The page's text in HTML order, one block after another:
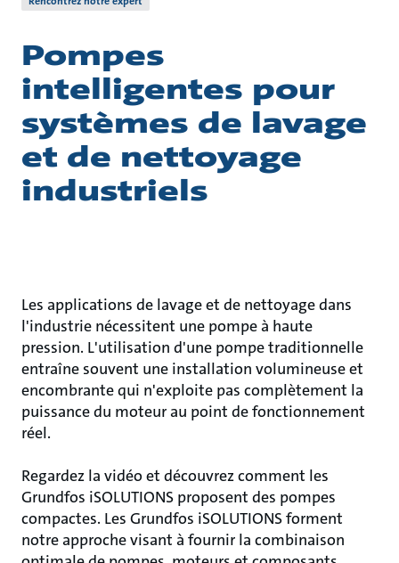
Pompes
intelligentes pour
systèmes de lavage
et de nettoyage
industriels
Les applications de lavage et de nettoyage dans
l'industrie nécessitent une pompe à haute
pression. L'utilisation d'une pompe traditionnelle
entraîne souvent une installation volumineuse et
encombrante qui n'exploite pas complètement la
puissance du moteur au point de fonctionnement
réel.
Regardez la vidéo et découvrez comment les
Grundfos iSOLUTIONS proposent des pompes
compactes. Les Grundfos iSOLUTIONS forment
notre approche visant à fournir la combinaison